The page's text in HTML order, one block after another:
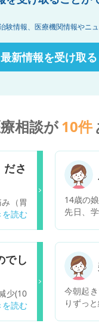
験情報、医療機関情報やニ
最新情報を受け取る
相談が10件
さ
（胃
まし
きな
14歳の
先日、
先生に
してと
うです
の事で
聞くと
ような
でし
少(10
出て食
今朝起
りずっ